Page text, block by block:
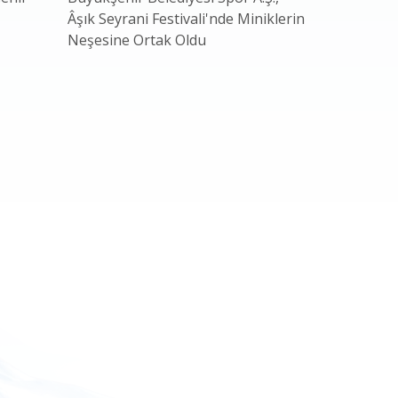
Âşık Seyrani Festivali'nde Miniklerin
Neşesine Ortak Oldu